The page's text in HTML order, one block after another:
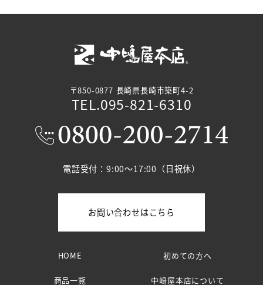
〒850-0877 長崎県長崎市築町4-2
TEL.095-821-6310
電話受付：9:00～17:00（日祝休）
お問い合わせはこちら
HOME 初めての方へ
商品一覧 中嶋屋本店について